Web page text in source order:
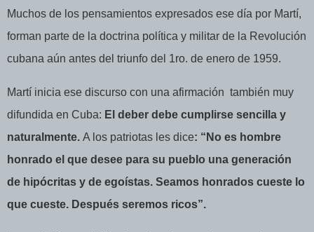
Muchos de los pensamientos expresados ese día por Martí,
forman parte de la doctrina política y militar de la Revolución
cubana aún antes del triunfo del 1ro. de enero de 1959.
Martí inicia ese discurso con una afirmación también muy
difundida en Cuba: El deber debe cumplirse sencilla y
naturalmente. A los patriotas les dice: “No es hombre
honrado el que desee para su pueblo una generación
de hipócritas y de egoístas. Seamos honrados cueste lo
que cueste. Después seremos ricos”.